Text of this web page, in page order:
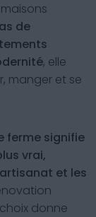
de
, elle
manger et se
ferme signifie
vrai,
et les
donne